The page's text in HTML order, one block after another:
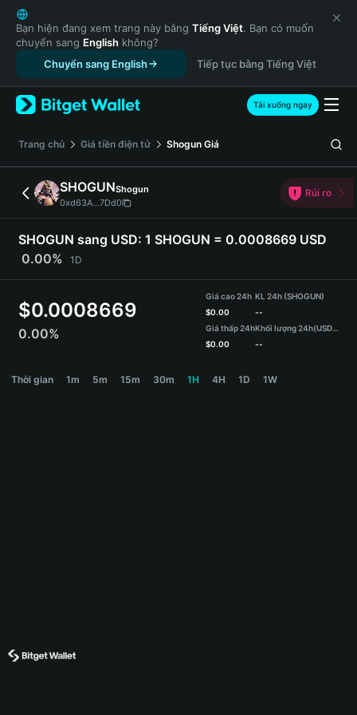
English
日本語
Tiếng Việt
Русский
Español (Latinoamérica)
Türkçe
Français
Deutsch
简体中文
繁體中文
Português (Portugal)
Bahasa Indonesia
ภาษาไทย
हिन्दी
Español
Português (Brasil)
Bạn hiện đang xem trang này bằng Tiếng Việt. Bạn có muốn
chuyển sang English không?
Chuyển sang English
Tiếp tục bằng Tiếng Việt
Tải xuống ngay
‌Trang chủ Giá tiền điện tử Shogun Giá
SHOGUNShogun
0xd63A...7Dd0
Rủi ro
SHOGUN sang USD: 1 SHOGUN = 0.0008669 USD
0.00%
1D
$0.0008669
0.00%
Giá cao 24h
$0.00
Giá thấp 24h
$0.00
KL 24h (SHOGUN)
--
Khối lượng 24h(USDT)
--
Thời gian 1m 5m 15m 30m 1H 4H 1D 1W